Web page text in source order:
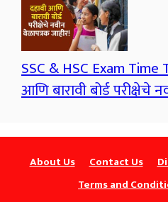
SSC & HSC Exam Time
आणि बारावी बोर्ड परीक्षेचे
About Us Contact Us
Terms and